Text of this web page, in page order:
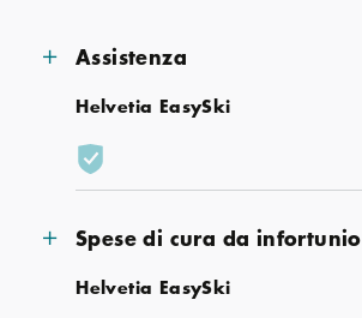
Assistenza
Helvetia EasySki
Spese di cura da infortunio
Helvetia EasySki